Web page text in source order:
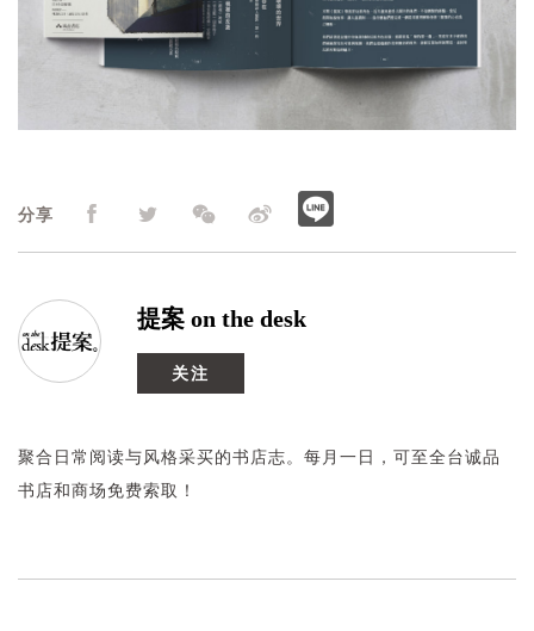
分享
提案 on the desk
关注
聚合日常阅读与风格采买的书店志。每月一日，可至全台诚品
书店和商场免费索取！